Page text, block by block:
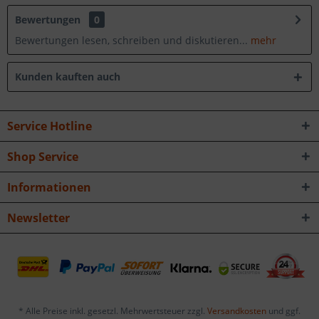
Bewertungen
0
Bewertungen lesen, schreiben und diskutieren... mehr
Kunden kauften auch
Service Hotline
Shop Service
Informationen
Newsletter
* Alle Preise inkl. gesetzl. Mehrwertsteuer zzgl. Versandkosten und ggf.